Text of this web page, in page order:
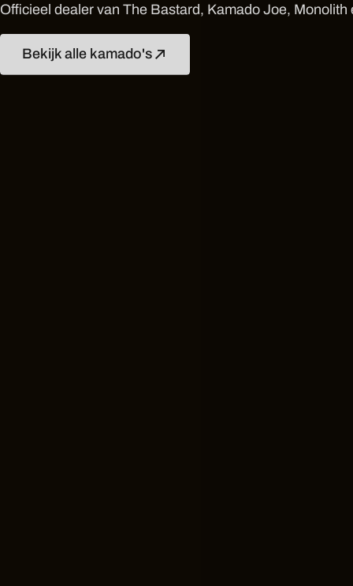
Officieel dealer van The Bastard, Kamado Joe,
Bekijk alle kamado's